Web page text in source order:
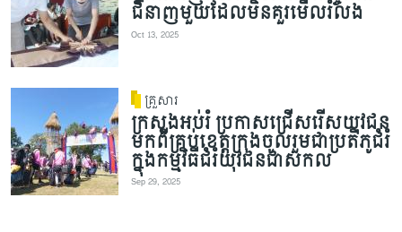
ជំនាញមួយដែលមិនគួរមើលរំលង
Oct 13, 2025
គ្រួសារ
ក្រសួងអប់រំ ប្រកាសជ្រើសរើសយុវជន
មកពីគ្រប់ខេត្តក្រុងចូលរួមជាប្រតិភូជំរំ
ក្នុងកម្មវិធីជំរំយុវជនជាសកល
Sep 29, 2025